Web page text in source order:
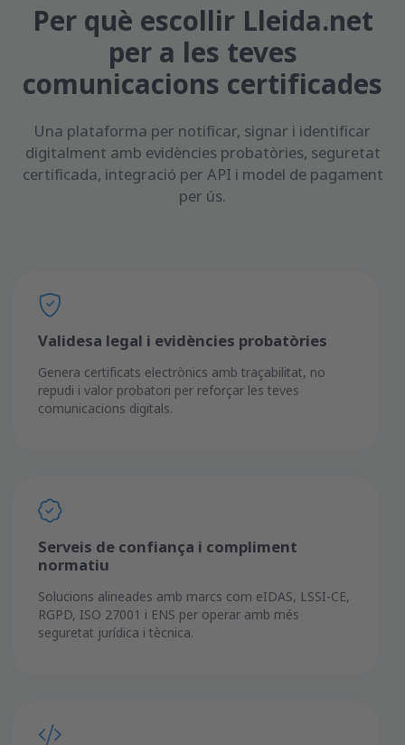
Per què escollir Lleida.net
per a les teves
comunicacions certificades
Una plataforma per notificar, signar i identificar
digitalment amb evidències probatòries, seguretat
certificada, integració per API i model de pagament
per ús.
Validesa legal i evidències probatòries
Genera certificats electrònics amb traçabilitat, no
repudi i valor probatori per reforçar les teves
comunicacions digitals.
Serveis de confiança i compliment
normatiu
Solucions alineades amb marcs com eIDAS, LSSI-CE,
RGPD, ISO 27001 i ENS per operar amb més
seguretat jurídica i tècnica.